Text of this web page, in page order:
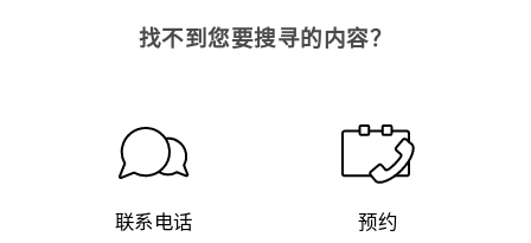
找不到您要搜寻的内容？
联系电话 预约